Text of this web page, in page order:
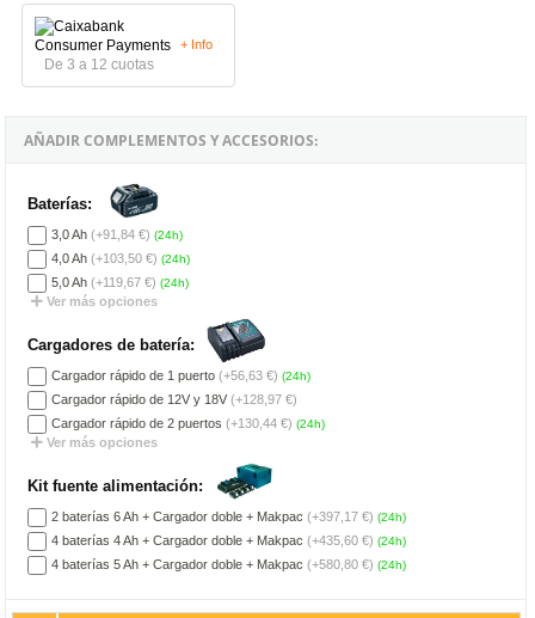
De 3 a 12 cuotas
+ Info
AÑADIR COMPLEMENTOS Y ACCESORIOS:
Baterías:
3,0 Ah (+91,84 €) (24h)
4,0 Ah (+103,50 €) (24h)
5,0 Ah (+119,67 €) (24h)
Ver más opciones
Cargadores de batería:
Cargador rápido de 1 puerto (+56,63 €) (24h)
Cargador rápido de 12V y 18V (+128,97 €)
Cargador rápido de 2 puertos (+130,44 €) (24h)
Ver más opciones
Kit fuente alimentación:
2 baterías 6 Ah + Cargador doble + Makpac (+397,17 €) (24h)
4 baterías 4 Ah + Cargador doble + Makpac (+435,60 €) (24h)
4 baterías 5 Ah + Cargador doble + Makpac (+580,80 €) (24h)